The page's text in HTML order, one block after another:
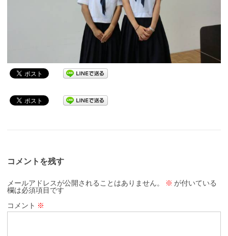
コメントを残す
メールアドレスが公開されることはありません。 ※ が付いている
欄は必須項目です
コメント ※